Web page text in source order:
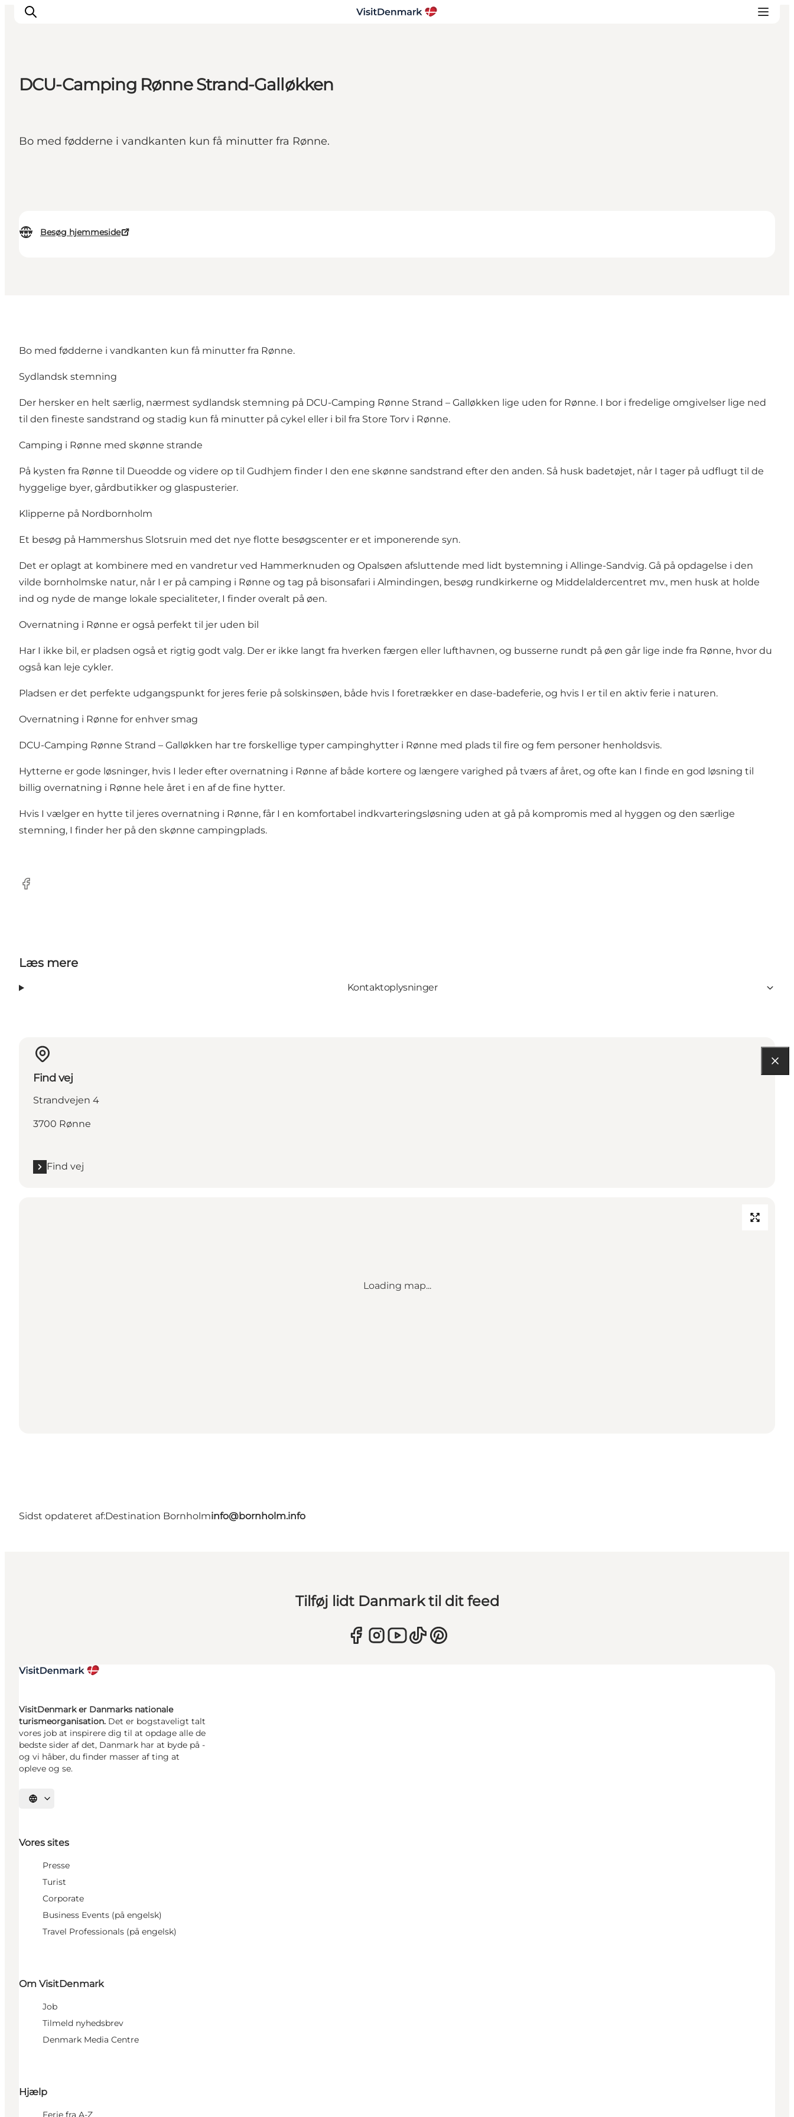
Oplevelser
Overnatning
DCU-Camping Rønne Strand-Galløkken
Bo med fødderne i vandkanten kun få minutter fra Rønne.
Besøg hjemmeside
Bo med fødderne i vandkanten kun få minutter fra Rønne.
Sydlandsk stemning
Der hersker en helt særlig, nærmest sydlandsk stemning på DCU-Camping Rønne Strand – Galløkken lige uden for Rønne. I bor i fredelige omgivelser lige ned
til den fineste sandstrand og stadig kun få minutter på cykel eller i bil fra Store Torv i Rønne.
Camping i Rønne med skønne strande
På kysten fra Rønne til Dueodde og videre op til Gudhjem finder I den ene skønne sandstrand efter den anden. Så husk badetøjet, når I tager på udflugt til de
hyggelige byer, gårdbutikker og glaspusterier.
Klipperne på Nordbornholm
Et besøg på Hammershus Slotsruin med det nye flotte besøgscenter er et imponerende syn.
Det er oplagt at kombinere med en vandretur ved Hammerknuden og Opalsøen afsluttende med lidt bystemning i Allinge-Sandvig. Gå på opdagelse i den
vilde bornholmske natur, når I er på camping i Rønne og tag på bisonsafari i Almindingen, besøg rundkirkerne og Middelaldercentret mv., men husk at holde
ind og nyde de mange lokale specialiteter, I finder overalt på øen.
Overnatning i Rønne er også perfekt til jer uden bil
Har I ikke bil, er pladsen også et rigtig godt valg. Der er ikke langt fra hverken færgen eller lufthavnen, og busserne rundt på øen går lige inde fra Rønne, hvor du
også kan leje cykler.
Pladsen er det perfekte udgangspunkt for jeres ferie på solskinsøen, både hvis I foretrækker en dase-badeferie, og hvis I er til en aktiv ferie i naturen.
Overnatning i Rønne for enhver smag
DCU-Camping Rønne Strand – Galløkken har tre forskellige typer campinghytter i Rønne med plads til fire og fem personer henholdsvis.
Hytterne er gode løsninger, hvis I leder efter overnatning i Rønne af både kortere og længere varighed på tværs af året, og ofte kan I finde en god løsning til
billig overnatning i Rønne hele året i en af de fine hytter.
Hvis I vælger en hytte til jeres overnatning i Rønne, får I en komfortabel indkvarteringsløsning uden at gå på kompromis med al hyggen og den særlige
stemning, I finder her på den skønne campingplads.
Facebook
Læs mere
Kontaktoplysninger
Find vej
Strandvejen 4
3700 Rønne
Find vej
Loading map...
Sidst opdateret af:Destination Bornholminfo@bornholm.info
Tilføj lidt Danmark til dit feed
VisitDenmark er Danmarks nationale
turismeorganisation. Det er bogstaveligt talt
vores job at inspirere dig til at opdage alle de
bedste sider af det, Danmark har at byde på -
og vi håber, du finder masser af ting at
opleve og se.
Vælg sprog
Vores sites
Presse
Turist
Corporate
Business Events (på engelsk)
Travel Professionals (på engelsk)
Om VisitDenmark
Job
Tilmeld nyhedsbrev
Denmark Media Centre
Hjælp
Ferie fra A-Z